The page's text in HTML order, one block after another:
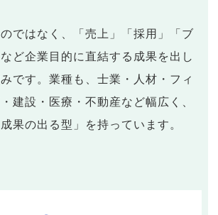
ではなく、「売上」「採用」「ブ
ど企業目的に直結する成果を出し
です。業種も、士業・人材・フィ
建設・医療・不動産など幅広く、
果の出る型」を持っています。